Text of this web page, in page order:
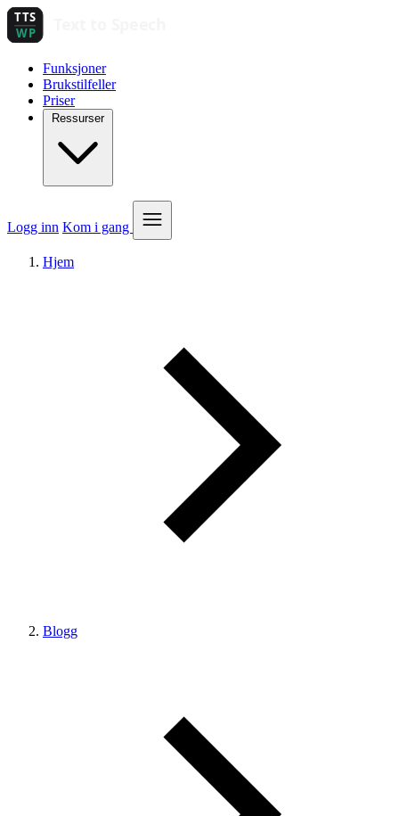
Funksjoner
Brukstilfeller
Priser
Ressurser
Logg inn Kom i gang
Hjem
Blogg